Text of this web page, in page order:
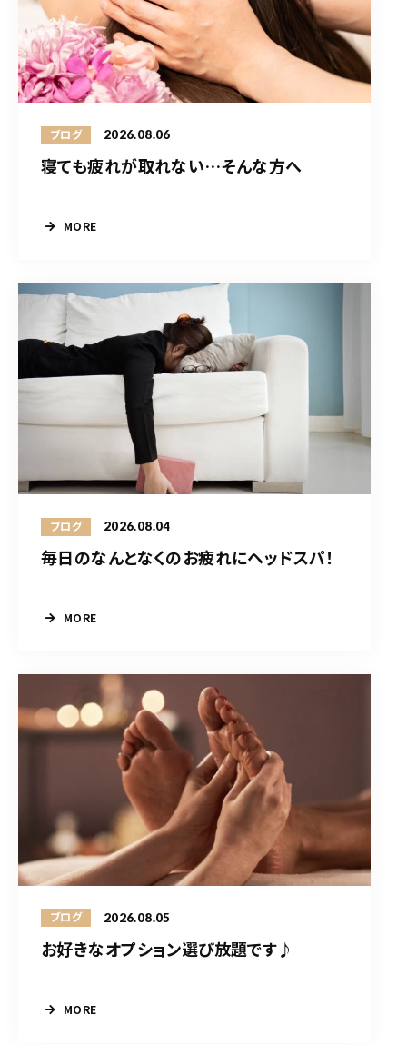
ブログ 2026.08.06
寝ても疲れが取れない…そんな方へ
MORE
ブログ 2026.08.04
毎日のなんとなくのお疲れにヘッドスパ！
MORE
ブログ 2026.08.05
お好きなオプション選び放題です♪
MORE